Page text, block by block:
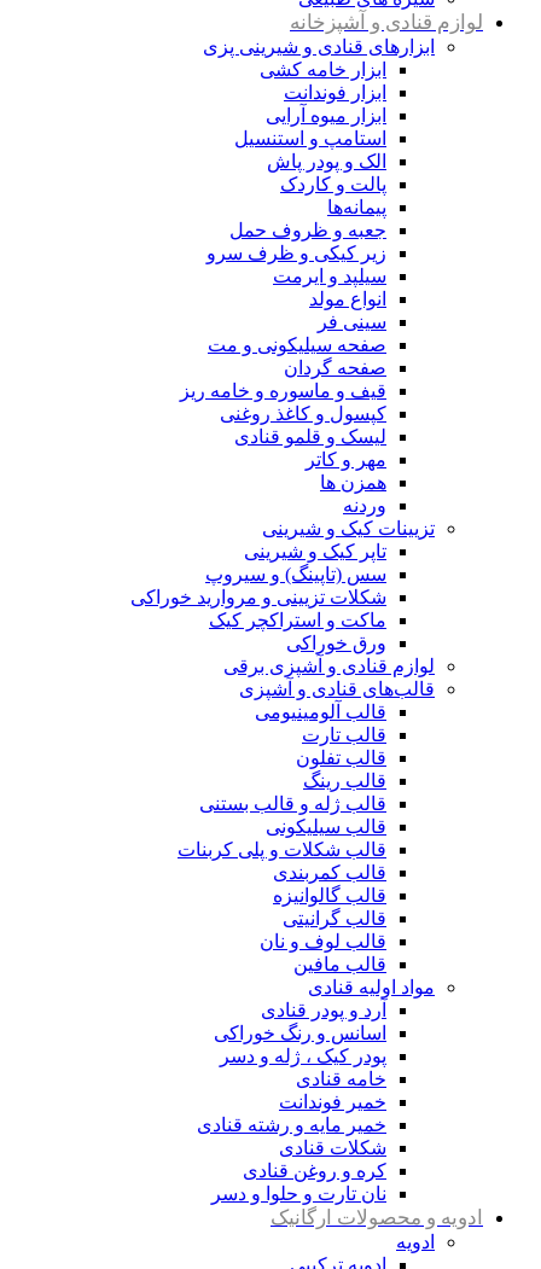
لوازم قنادی و آشپزخانه
ابزارهای قنادی و شیرینی پزی
ابزار خامه کشی
ابزار فوندانت
ابزار میوه آرایی
استامپ و استنسیل
الک و پودر پاش
پالت و کاردک
پیمانه‌ها
جعبه و ظروف حمل
زیر کیکی و ظرف سرو
سیلپد و ایرمت
انواع مولد
سینی فر
صفحه سیلیکونی و مت
صفحه گردان
قیف و ماسوره و خامه ریز
کپسول و کاغذ روغنی
لیسک و قلمو قنادی
مهر و کاتر
همزن ها
وردنه
تزیینات کیک و شیرینی
تاپر کیک و شیرینی
سس (تاپینگ) و سیروپ
شکلات تزیینی و مروارید خوراکی
ماکت و استراکچر کیک
ورق خوراکی
لوازم قنادی و آشپزی برقی
قالب‌های قنادی و آشپزی
قالب آلومینیومی
قالب تارت
قالب تفلون
قالب رینگ
قالب ژله و قالب بستنی
قالب سیلیکونی
قالب شکلات و پلی کربنات
قالب کمربندی
قالب گالوانیزه
قالب گرانیتی
قالب لوف و نان
قالب مافین
مواد اولیه قنادی
آرد و پودر قنادی
اسانس و رنگ خوراکی
پودر کیک ، ژله و دسر
خامه قنادی
خمیر فوندانت
خمیر مایه و رشته قنادی
شکلات قنادی
کره و روغن قنادی
نان تارت و حلوا و دسر
ادویه و محصولات ارگانیک
ادویه
ادویه ترکیبی